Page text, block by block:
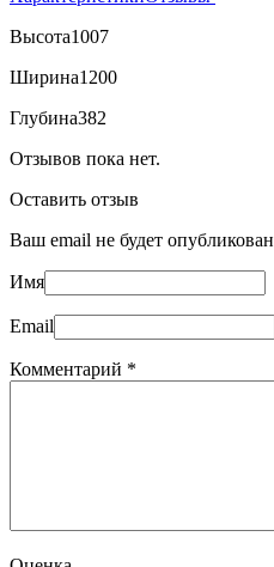
Высота1007
Ширина1200
Глубина382
Отзывов пока нет.
Оставить отзыв
Ваш email не будет опубликован
Имя
Email
Комментарий *